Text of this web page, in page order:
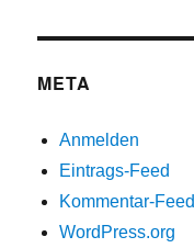
META
Anmelden
Eintrags-Feed
Kommentar-Feed
WordPress.org